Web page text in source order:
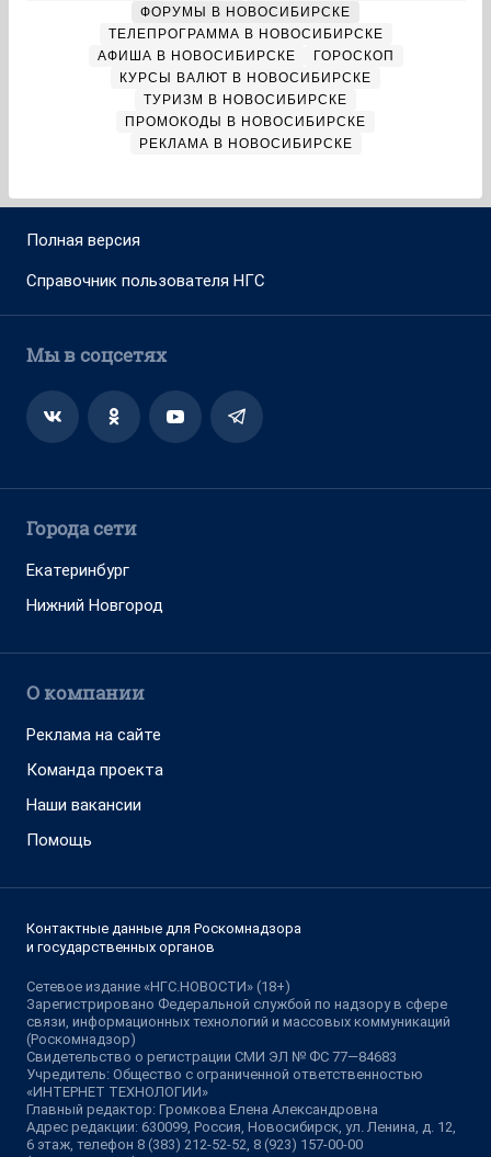
ФОРУМЫ В НОВОСИБИРСКЕ
ТЕЛЕПРОГРАММА В НОВОСИБИРСКЕ
АФИША В НОВОСИБИРСКЕ
ГОРОСКОП
КУРСЫ ВАЛЮТ В НОВОСИБИРСКЕ
ТУРИЗМ В НОВОСИБИРСКЕ
ПРОМОКОДЫ В НОВОСИБИРСКЕ
РЕКЛАМА В НОВОСИБИРСКЕ
Полная версия
Справочник пользователя НГС
Мы в соцсетях
Города сети
Екатеринбург
Нижний Новгород
О компании
Реклама на сайте
Команда проекта
Наши вакансии
Помощь
Контактные данные для Роскомнадзора
и государственных органов
Сетевое издание «НГС.НОВОСТИ» (18+)
Зарегистрировано Федеральной службой по надзору в сфере
связи, информационных технологий и массовых коммуникаций
(Роскомнадзор)
Свидетельство о регистрации СМИ ЭЛ № ФС 77—84683
Учредитель: Общество с ограниченной ответственностью
«ИНТЕРНЕТ ТЕХНОЛОГИИ»
Главный редактор: Громкова Елена Александровна
Адрес редакции: 630099, Россия, Новосибирск, ул. Ленина, д. 12,
6 этаж, телефон 8 (383) 212-52-52, 8 (923) 157-00-00